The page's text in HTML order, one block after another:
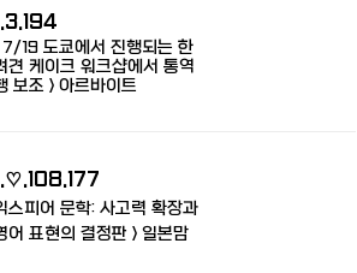
7/19 도쿄에서 진행되는 한
견 케이크 워크샵에서 통역
보조 > 아르바이트
피어 문학: 사고력 확장과
어 표현의 결정판 > 일본맘